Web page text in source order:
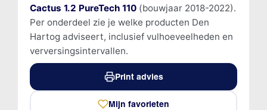
Cactus 1.2 PureTech 110(bouwjaar 2018-2022).
Per onderdeel zie je welke producten Den
Hartog adviseert, inclusief vulhoeveelheden en
verversingsintervallen.
Print advies
Mijn favorieten